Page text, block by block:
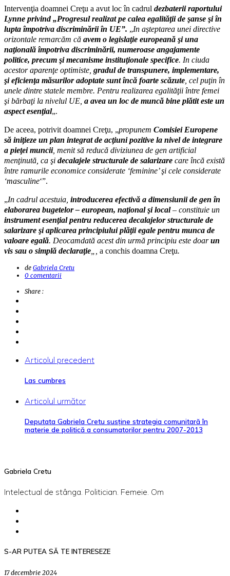
Intervenţia doamnei Creţu a avut loc în cadrul dezbaterii raportului
Lynne privind „Progresul realizat pe calea egalităţii de şanse şi în
lupta împotriva discriminării în UE”. „In aşteptarea unei directive
orizontale remarcăm că avem o legislaţie europeană şi una
naţională împotriva discriminării, numeroase angajamente
politice, precum şi mecanisme instituţionale specifice. In ciuda
acestor aparenţe optimiste, gradul de transpunere, implementare,
şi eficienţa măsurilor adoptate sunt încă foarte scăzute , cel puţin în
unele dintre statele membre. Pentru realizarea egalităţii între femei
şi bărbaţi la nivelul UE, a avea un loc de muncă bine plătit este un
aspect esenţial„.
De aceea, potrivit doamnei Creţu, „propunem Comisiei Europene
să iniţieze un plan integrat de acţiuni pozitive la nivel de integrare
a pieţei muncii, menit să reducă diviziunea de gen artificial
menţinută, ca şi decalajele structurale de salarizare care încă există
între ramurile economice considerate ‘feminine’ şi cele considerate
‘masculine‘”.
„In cadrul acestuia, introducerea efectivă a dimensiunii de gen în
elaborarea bugetelor – european, naţional şi local– constituie un
instrument esenţial pentru reducerea decalajelor structurale de
salarizare şi aplicarea principiului plăţii egale pentru munca de
valoare egală. Deocamdată acest din urmă principiu este doarun
vis sau o simplă declaraţie
a conchis doamna Creţu.
de Gabriela Cretu
0 comentarii
Share :
Articolul precedent
Las cumbres
Articolul următor
Deputata Gabriela Cretu susţine strategia comunitară în
materie de politică a consumatorilor pentru 2007-2013
Gabriela Cretu
Intelectual de stânga. Politician. Femeie. Om
S-AR PUTEA SĂ TE INTERESEZE
17 decembrie 2024